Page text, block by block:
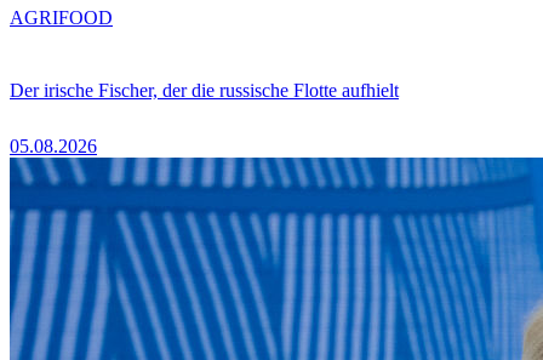
Der irische Fischer, der die russische Flotte aufhielt
05.08.2026
AGRIFOOD